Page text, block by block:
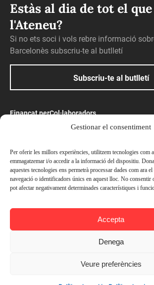
Gestionar el consentiment
Per oferir les millors experiències, utilitzem tecnologies com
emmagatzemar i/o accedir a la informació del dispositiu.
aquestes tecnologies ens permetrà processar dades com ara
navegació o identificadors únics en aquest lloc. No consentir
pot afectar negativament determinades característiques i
Accepta
Denega
Veure preferències
Estàs al dia de tot el que
l'Ateneu?
Si no ets soci i vols rebre informació
Barcelonès subscriu-te al butlletí
Subscriu-te al butlletí
Finançat perCol·laboradors
© Ateneu Barcelonès, 2026. Tots els drets
Avís legal